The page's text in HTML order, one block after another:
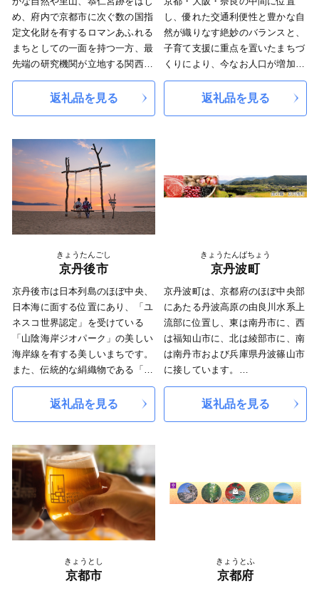
大寺のお水取りの起源といわれる
笠置寺本堂「正月堂」がありま
す。巨石が点在する奈良時代から
の修行場でもあります。笠置寺、
笠置山全体は、国の史跡名勝で
す。
?～アウトドアの聖地～
?木津川河川敷に広がる広大なキ
でき、多くのキャンパーで賑わう
人気キャンプ場です。カップルか
らファミリーまで気軽に、そして
安全にアウトドアを楽しんでいた
だけます。また、初心者から上級
者まで楽しめるカヌーや、百数十
のボルダリングも楽しめます。
?～色彩祭の町～
?春は桜、夏は灯ろう流し、秋は
紅葉、冬は雲海と鍋イベント。そ
して一年を通して人の絶えないキ
ャンプ場と東海自然歩道。笠置は
色彩祭の町です。
め、府内で京都市に次ぐ数の国指
定文化財を有するロマンあふれる
まちとしての一面を持つ一方、最
先端の研究機関が立地する関西文
化学術研究都市の中核都市でもあ
た」と思っていただけるまちづく
りを進めています。
（平成30年1月1日より、市外にお
住まいの方にのみ、記念品を送付
しております。ご了承下さい。）
返礼品を見る
し、優れた交通利便性と豊かな自
然が織りなす絶妙のバランスと、
子育て支援に重点を置いたまちづ
くりにより、今なお人口が増加し
ているまちです。多彩な伝統行事
や文化を現代に引き継ぐ一方で、
さらに、新名神高速道路の全線開
通によって、高速道路網の結節点
を続けています。
返礼品を見る
きょうたんごし
京丹後市
京丹後市は日本列島のほぼ中央、
日本海に面する位置にあり、「ユ
ネスコ世界認定」を受けている
「山陰海岸ジオパーク」の美しい
海岸線を有する美しいまちです。
また、伝統的な絹織物である「丹
後ちりめん」発祥の地で、絹織物
の生産量は日本一を誇ります。
寄附いただいた方に対しまして
な自然が育んだ、ブランド松葉ガ
ニ「間人（たいざ）がに」をはじ
めとする新鮮な魚介類や京丹後産
コシヒカリなどのお米、季節の果
物（メロン、桃、梨など）、丹後
ちりめん製品など、京丹後市自慢
の地場産品をお贈りしますので、
ぜひ京丹後の旬の食材、伝統に触
れていただければ幸いです。
返礼品を見る
きょうたんばちょう
京丹波町
京丹波町は、京都府のほぼ中央部
にあたる丹波高原の由良川水系上
流部に位置し、東は南丹市に、西
は福知山市に、北は綾部市に、南
は南丹市および兵庫県丹波篠山市
に接しています。
丹波高原にあって、長老ケ岳
（917m）のほか標高400mから
600mの山々に囲まれ、南側の山
農山村で、このうち約83％を森林
が占め、この間を縫って耕地が広
「食」「子育て力」「地元力」と
いった「あるもの＝地域資源」を
返礼品を見る
きょうとし
京都市
きょうとふ
京都府